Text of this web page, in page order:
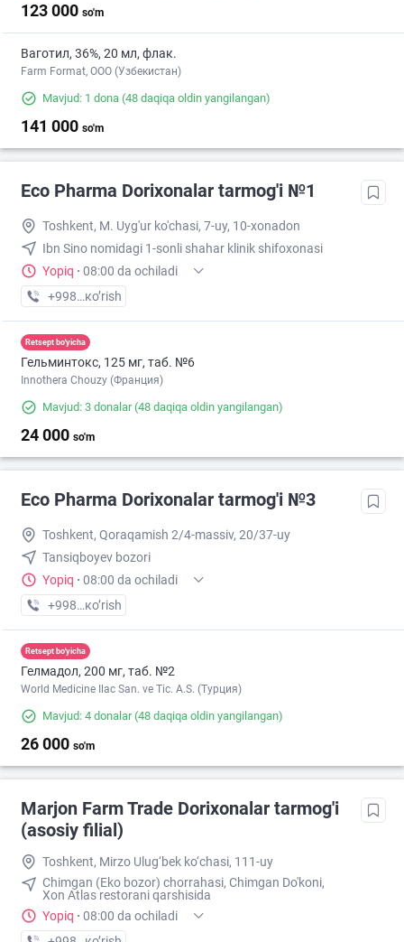
123 000 so'm
Ваготил, 36%, 20 мл, флак.
Farm Format, OOO (Узбекистан)
Mavjud: 1 dona (48 daqiqa oldin yangilangan)
141 000 so'm
Eco Pharma Dorixonalar tarmog'i №1
Toshkent, M. Uyg'ur ko'chasi, 7-uy, 10-xonadon
Ibn Sino nomidagi 1-sonli shahar klinik shifoxonasi
Yopiq · 08:00 da ochiladi
+998 (71) XXX-XX-XX
кo’rish
Retsept bo'yicha
Гельминтокс, 125 мг, таб. №6
Innothera Chouzy (Франция)
Mavjud: 3 donalar(48 daqiqa oldin yangilangan)
24 000 so'm
Eco Pharma Dorixonalar tarmog'i №3
Toshkent, Qoraqamish 2/4-massiv, 20/37-uy
Tansiqboyev bozori
Yopiq · 08:00 da ochiladi
+998 (99) XXX-XX-XX
кo’rish
Retsept bo'yicha
Гелмадол, 200 мг, таб. №2
World Medicine Ilac San. ve Tic. A.S. (Турция)
Mavjud: 4 donalar(48 daqiqa oldin yangilangan)
26 000 so'm
Marjon Farm Trade Dorixonalar tarmog'i
(asosiy filial)
Toshkent, Mirzo Ulug‘bek ko‘chasi, 111-uy
Chimgan (Eko bozor) chorrahasi, Chimgan Do'koni,
Xon Atlas restorani qarshisida
Yopiq · 08:00 da ochiladi